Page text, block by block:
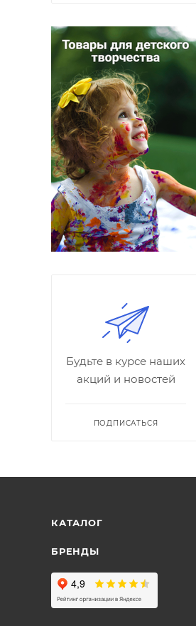
Будьте в курсе наших
акций и новостей
ПОДПИСАТЬСЯ
КАТАЛОГ
БРЕНДЫ